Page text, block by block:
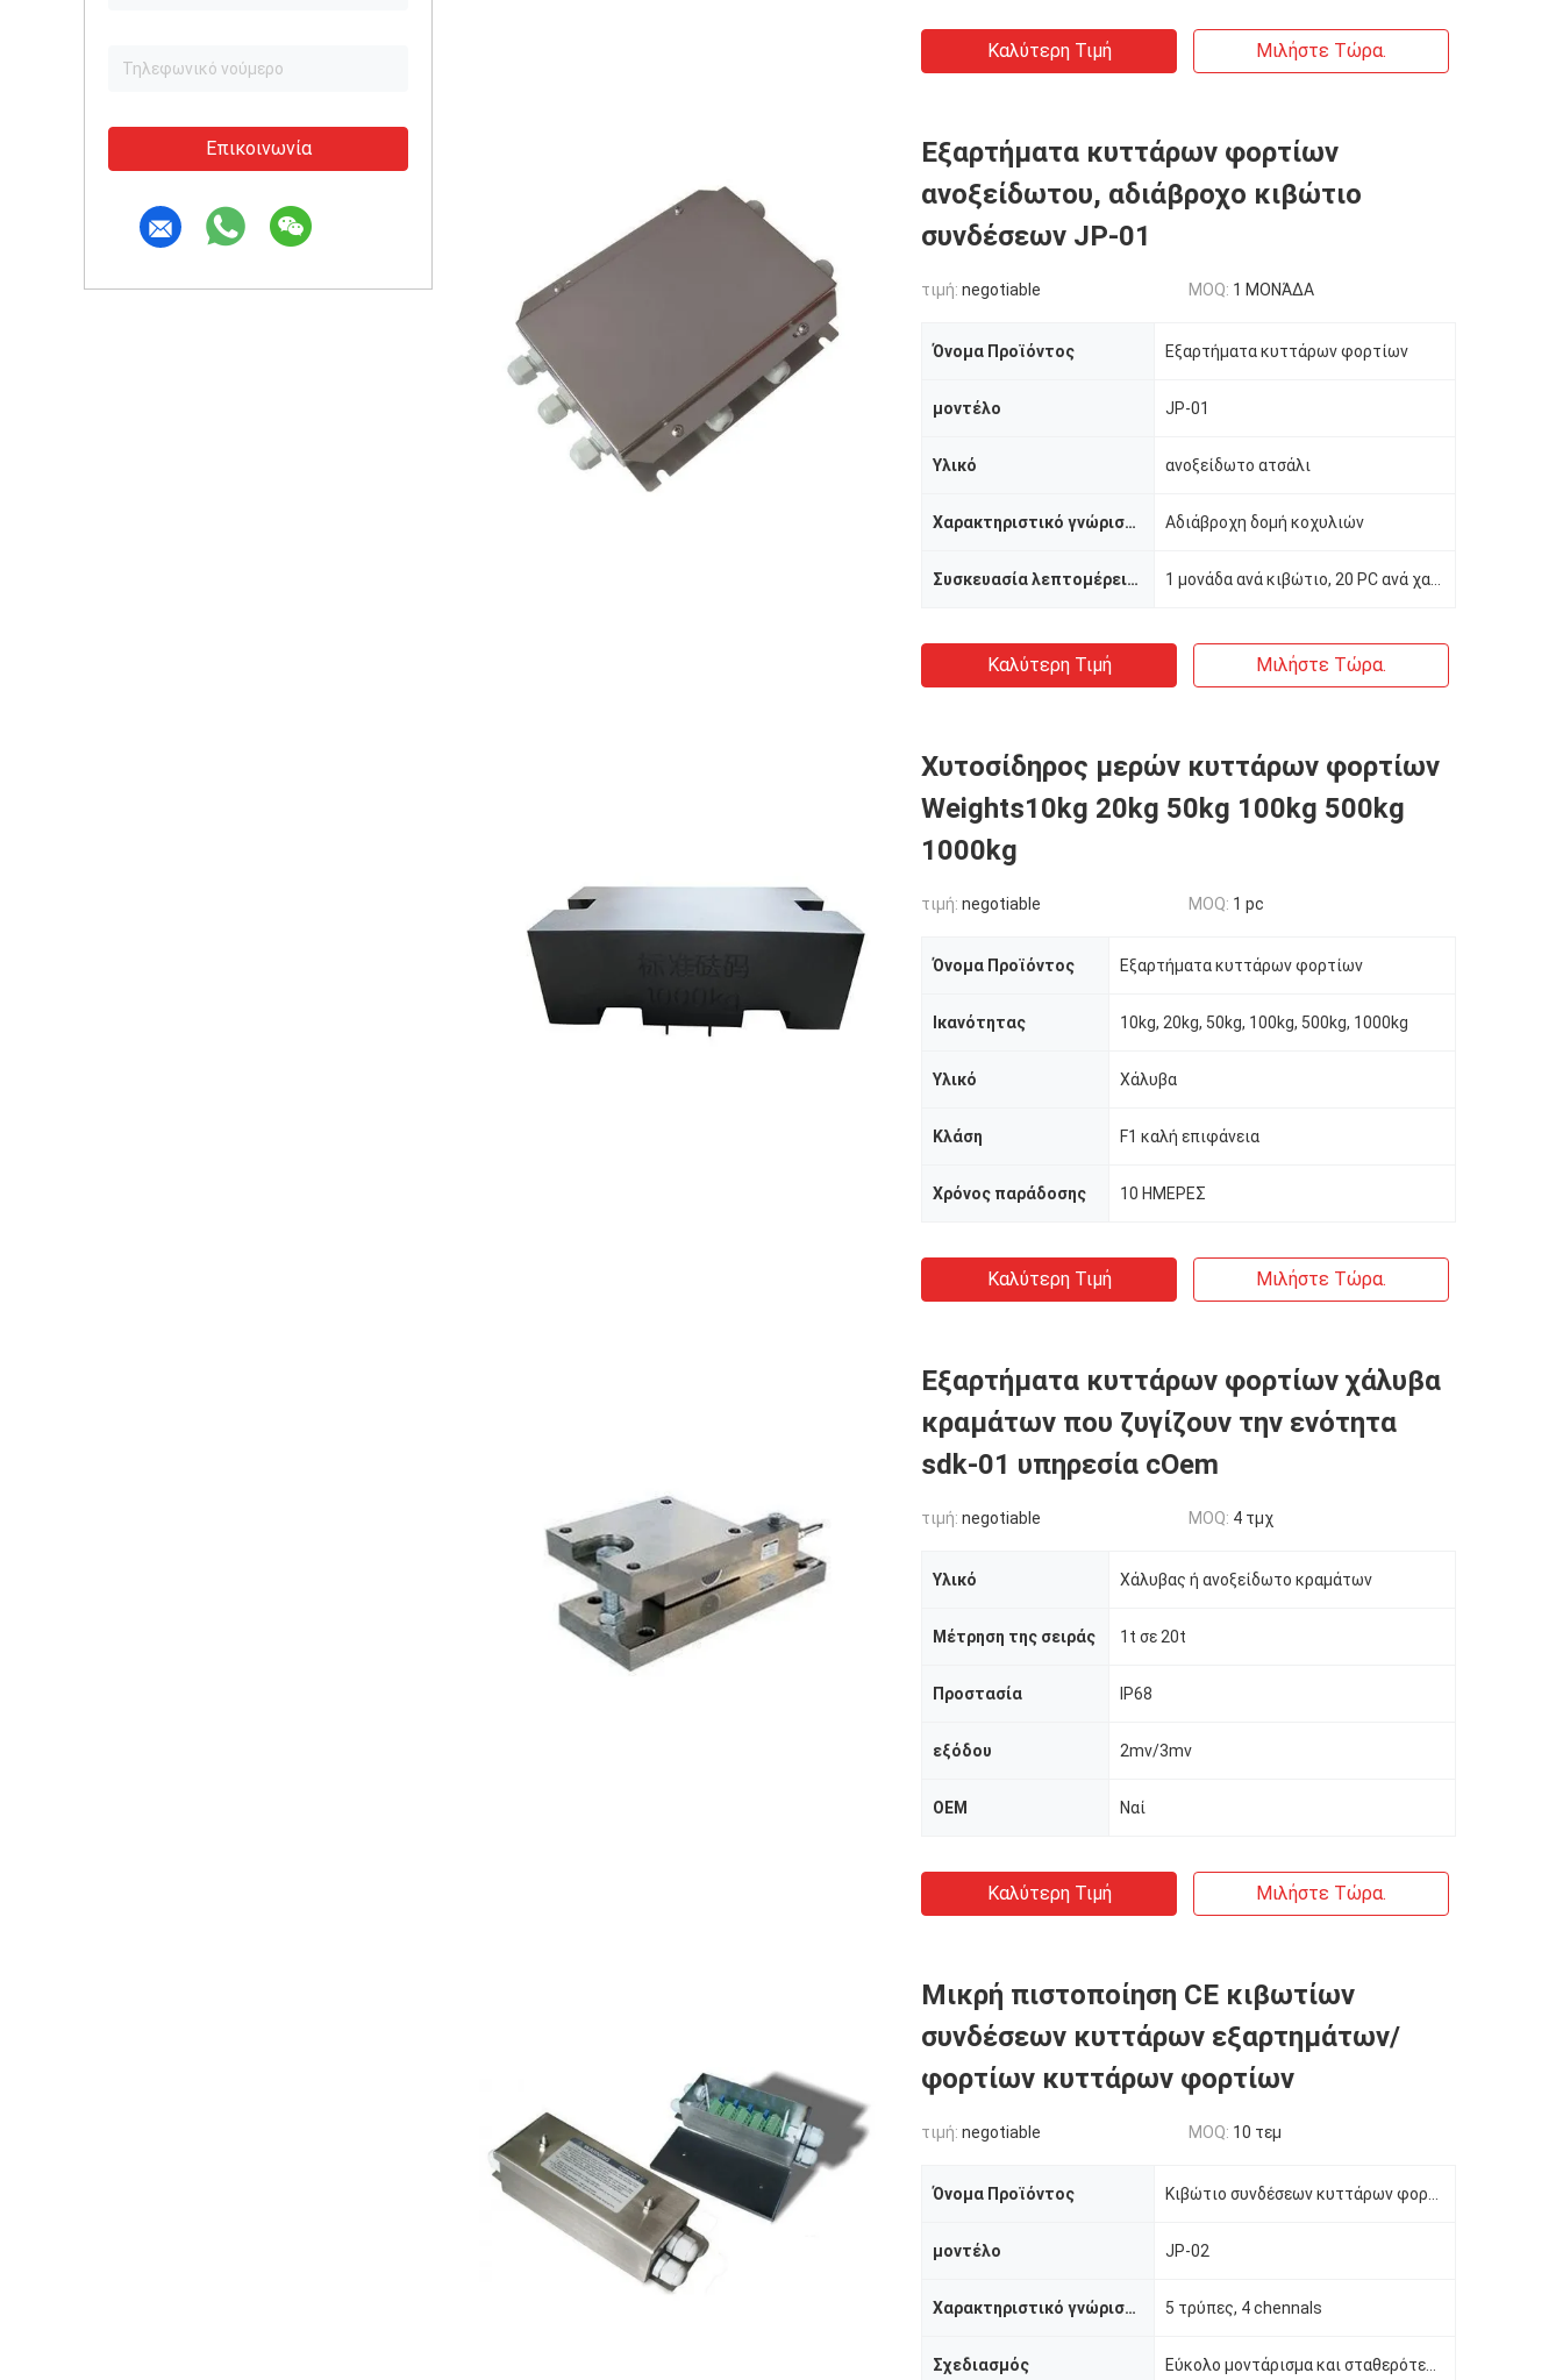
Επικοινωνία
Καλύτερη Τιμή Μιλήστε Τώρα.
Εξαρτήματα κυττάρων φορτίων
ανοξείδωτου, αδιάβροχο κιβώτιο
συνδέσεων JP-01
τιμή: negotiable MOQ: 1 ΜΟΝΆΔΑ
Όνομα Προϊόντος Εξαρτήματα κυττάρων φορτίων
μοντέλο JP-01
Υλικό ανοξείδωτο ατσάλι
Χαρακτηριστικό γνώρισμα Αδιάβροχη δομή κοχυλιών
Συσκευασία λεπτομέρειες
Καλύτερη Τιμή Μιλήστε Τώρα.
Χυτοσίδηρος μερών κυττάρων φορτίων
Weights10kg 20kg 50kg 100kg 500kg
1000kg
τιμή: negotiable MOQ: 1 pc
Όνομα Προϊόντος Εξαρτήματα κυττάρων φορτίων
Ικανότητας 10kg, 20kg, 50kg, 100kg, 500kg, 1000kg
Υλικό Χάλυβα
Κλάση F1 καλή επιφάνεια
Χρόνος παράδοσης 10 ΗΜΕΡΕΣ
Καλύτερη Τιμή Μιλήστε Τώρα.
Εξαρτήματα κυττάρων φορτίων χάλυβα
κραμάτων που ζυγίζουν την ενότητα
sdk-01 υπηρεσία cOem
τιμή: negotiable MOQ: 4 τμχ
Υλικό Χάλυβας ή ανοξείδωτο κραμάτων
Μέτρηση της σειράς 1t σε 20t
Προστασία IP68
εξόδου 2mv/3mv
OEM Ναί
Καλύτερη Τιμή Μιλήστε Τώρα.
Μικρή πιστοποίηση CE κιβωτίων
συνδέσεων κυττάρων εξαρτημάτων/
φορτίων κυττάρων φορτίων
τιμή: negotiable MOQ: 10 τεμ
Όνομα Προϊόντος
μοντέλο JP-02
Χαρακτηριστικό γνώρισμα 5 τρύπες, 4 chennals
Σχεδιασμός